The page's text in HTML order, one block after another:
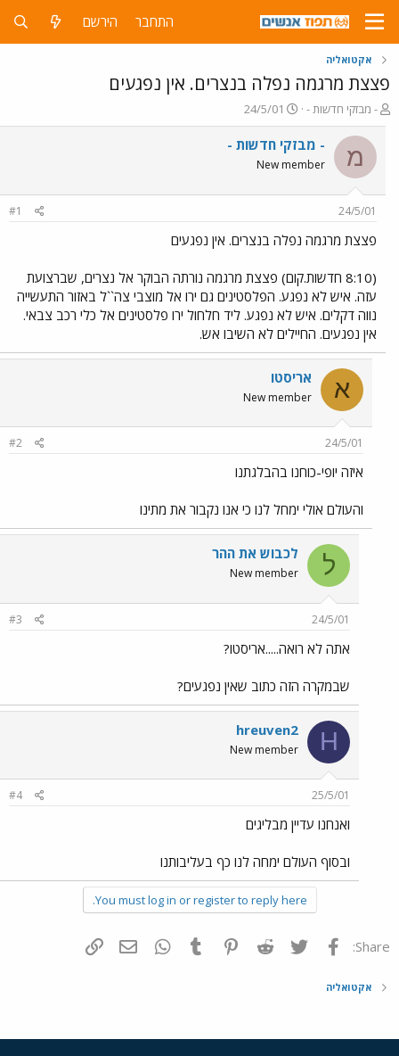
התחבר הירשם
אקטואליה
פצצת מרגמה נפלה בנצרים. אין נפגעים
פ
ו
ת
ח
ה
ש
א
- מבזקי חדשות -
פ
ו
ר
ס
ם
ר
24/5/01
מ - מבזקי חדשות -
New member
24/5/01
#1
פצצת מרגמה נפלה בנצרים. אין נפגעים
(8:10 חדשות.קום) פצצת מרגמה נורתה הבוקר אל נצרים, שברצועת
עזה. איש לא נפגע. הפלסטינים גם ירו אל מוצבי צה``ל באזור התעשייה
נווה דקלים. איש לא נפגע. ליד חלחול ירו פלסטינים אל כלי רכב צבאי.
אין נפגעים. החיילים לא השיבו אש.
א אריסטו
New member
24/5/01
#2
איזה יופי-כוחנו בהבלגתנו
והעולם אולי ימחל לנו כי אנו נקבור את מתינו
ל לכבוש את ההר
New member
24/5/01
#3
אתה לא רואה.....אריסטו?
שבמקרה הזה כתוב שאין נפגעים?
H
hreuven2
New member
25/5/01
#4
ואנחנו עדיין מבליגים
ובסוף העולם ימחה לנו כף בעליבותנו
You must log in or register to reply here.
Share: פייסבוק Twitter
Reddit
Pinterest
Tumblr
WhatsAppדואר אלקטרוני
אקטואליה